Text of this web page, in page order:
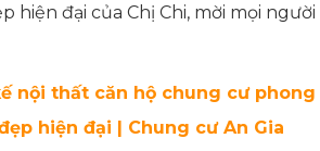
hiện đại của Chị Chi, mời mọi người
nội thất căn hộ chung cư phong
hiện đại | Chung cư An Gia